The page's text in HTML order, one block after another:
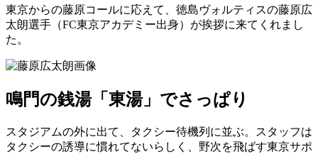
東京からの藤原コールに応えて、徳島ヴォルティスの藤原広
太朗選手（FC東京アカデミー出身）が挨拶に来てくれまし
た。
鳴門の銭湯「東湯」でさっぱり
スタジアムの外に出て、タクシー待機列に並ぶ。スタッフは
タクシーの誘導に慣れてないらしく、野次を飛ばす東京サポ